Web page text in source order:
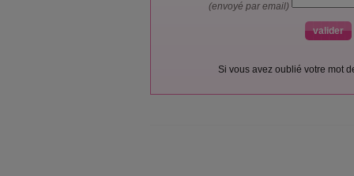
(envoyé par email)
Si vous avez oublié votre mot